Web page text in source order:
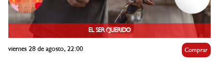
EL SER QUERIDO
viernes 28 de agosto, 22:00 Comprar